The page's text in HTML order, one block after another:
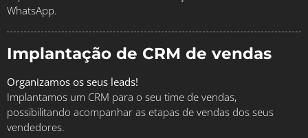
WhatsApp.
Implantação de CRM de vendas
Organizamos os seus leads!
Implantamos um CRM para o seu time de vendas,
possibilitando acompanhar as etapas de vendas dos seus
vendedores.